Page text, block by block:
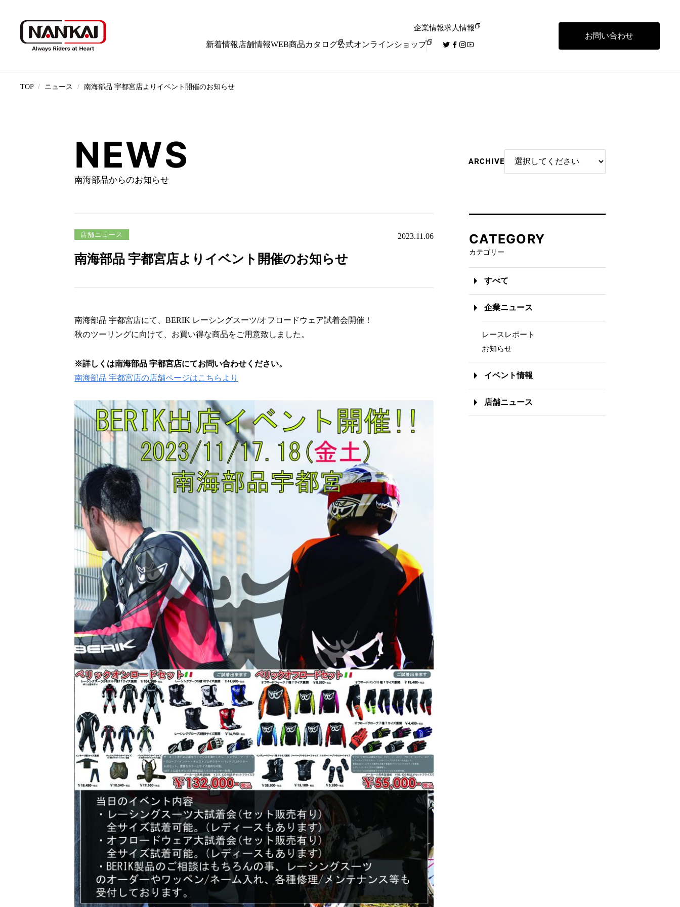
企業情報求人情報
新着情報 店舗情報WEB商品カタログ公式オンラインショップ
お問い合わせ
TOP ニュース 南海部品 宇都宮店よりイベント開催のお知らせ
NEWS
南海部品からのお知らせ
ARCHIVE
店舗ニュース 2023.11.06
南海部品 宇都宮店よりイベント開催のお知らせ
南海部品 宇都宮店にて、BERIK レーシングスーツ/オフロードウェア試着会開催！
秋のツーリングに向けて、お買い得な商品をご用意致しました。
※詳しくは南海部品 宇都宮店にてお問い合わせください。
南海部品 宇都宮店の店舗ページはこちらより
CATEGORY
カテゴリー
すべて
企業ニュース
レースレポート
お知らせ
イベント情報
店舗ニュース